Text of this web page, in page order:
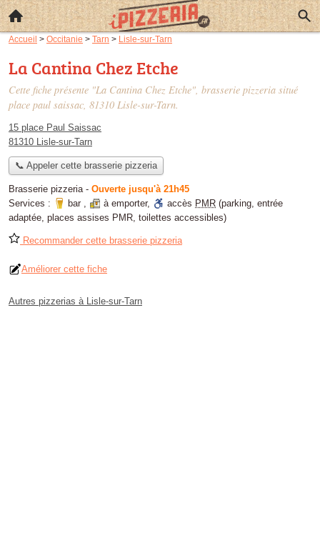
Accueil > Occitanie > Tarn > Lisle-sur-Tarn
La Cantina Chez Etche
Cette fiche présente "La Cantina Chez Etche", brasserie pizzeria situé
place paul saissac, 81310 Lisle-sur-Tarn.
15 place Paul Saissac
81310 Lisle-sur-Tarn
📞 Appeler cette brasserie pizzeria
Brasserie pizzeria- Ouverte jusqu'à 21h45
Services :
bar , à emporter, accès PMR (parking, entrée
adaptée, places assises PMR, toilettes accessibles)
Recommander cette brasserie pizzeria
Améliorer cette fiche
Autres pizzerias à Lisle-sur-Tarn